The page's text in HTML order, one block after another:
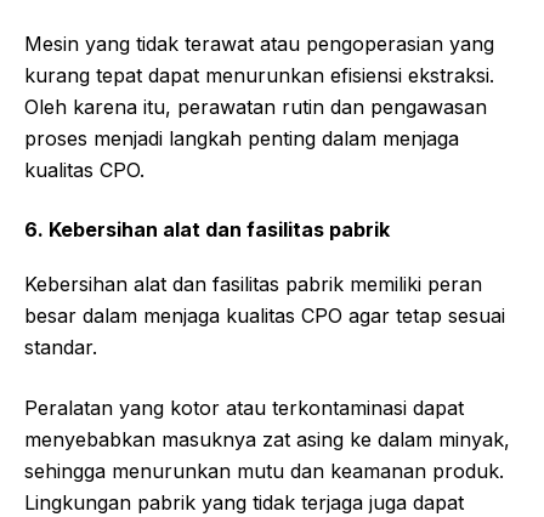
Mesin yang tidak terawat atau pengoperasian yang
kurang tepat dapat menurunkan efisiensi ekstraksi.
Oleh karena itu, perawatan rutin dan pengawasan
proses menjadi langkah penting dalam menjaga
kualitas CPO.
6. Kebersihan alat dan fasilitas pabrik
Kebersihan alat dan fasilitas pabrik memiliki peran
besar dalam menjaga kualitas CPO agar tetap sesuai
standar.
Peralatan yang kotor atau terkontaminasi dapat
menyebabkan masuknya zat asing ke dalam minyak,
sehingga menurunkan mutu dan keamanan produk.
Lingkungan pabrik yang tidak terjaga juga dapat